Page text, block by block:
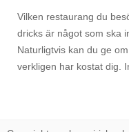
Vilken restaurang du
dricks är något som ska
Naturligtvis kan du ge
verkligen har kostat dig.